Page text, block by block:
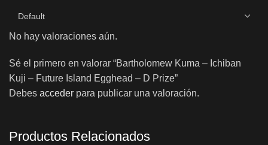
No hay valoraciones aún.
Sé el primero en valorar “Bartholomew Kuma – Ichiban
Kuji – Future Island Egghead – D Prize”
Debes acceder para publicar una valoración.
Productos Relacionados